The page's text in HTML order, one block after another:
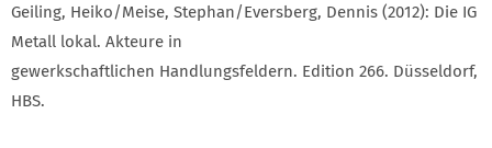
Geiling, Heiko/Meise, Stephan/Eversberg, Dennis (2012): Die IG
Metall lokal. Akteure in
gewerkschaftlichen Handlungsfeldern. Edition 266. Düsseldorf,
HBS.